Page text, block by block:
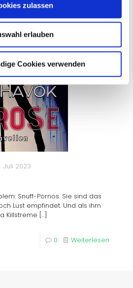
zulassen
erlauben
Cookies verwenden
Juli 2023
Snuff-Pornos. Sie sind das
Lust empfindet. Und als ihm
Killstreme […]
0 Weiterlesen